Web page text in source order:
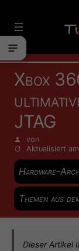
contenuto
Xbox
JTAG
von
Aktualisiert
Hardware-
Themen aus
Dieser Artikel